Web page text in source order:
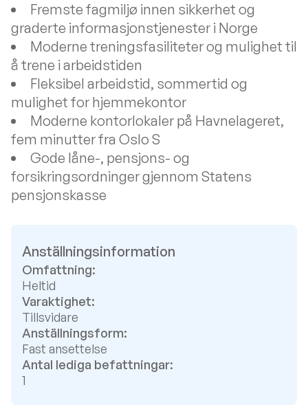
Fremste fagmiljø innen sikkerhet og
graderte informasjonstjenester i Norge
Moderne treningsfasiliteter og mulighet til
å trene i arbeidstiden
Fleksibel arbeidstid, sommertid og
mulighet for hjemmekontor
Moderne kontorlokaler på Havnelageret,
fem minutter fra Oslo S
Gode låne-, pensjons- og
forsikringsordninger gjennom Statens
pensjonskasse
Anställningsinformation
Omfattning:
Heltid
Varaktighet:
Tillsvidare
Anställningsform:
Fast ansettelse
Antal lediga befattningar:
1